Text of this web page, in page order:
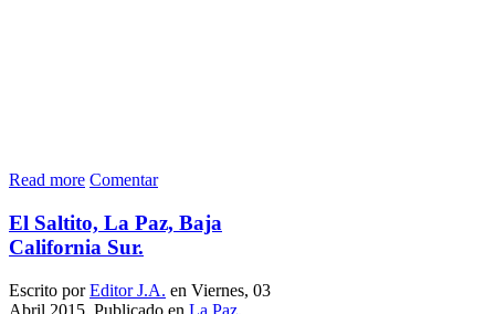
Read more Comentar
El Saltito, La Paz, Baja
California Sur.
Escrito porEditor J.A. en Viernes, 03
Abril 2015. Publicado en La Paz,